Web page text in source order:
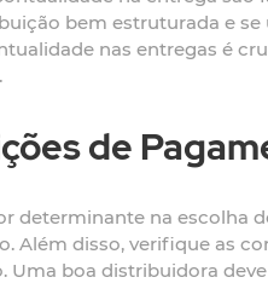
bem estruturada e
nas entregas é
de
determinante na escolha
Além disso, verifique as
Uma boa distribuidora